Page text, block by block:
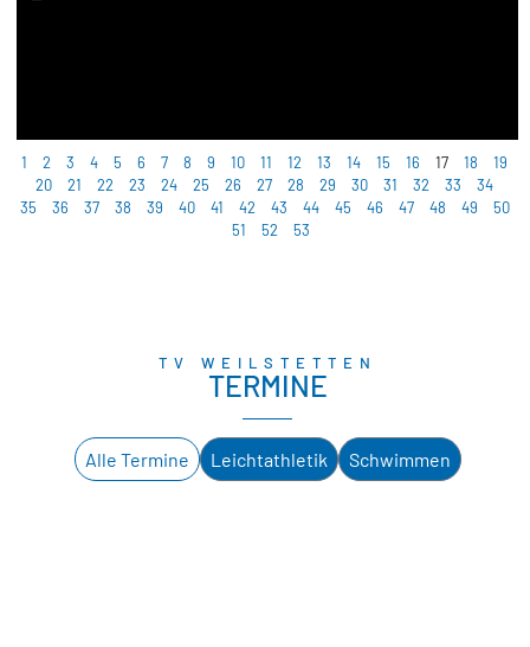
1 2 3 4 5 6 7 8 9 10 11 12 13 14 15 16 17 18
19
20
21 22 23 24 25 26 27 28 29 30 31 32 33
34
35
36 37 38 39 40 41 42 43 44 45 46 47 48 49
50
51
52 53
TV WEILSTETTEN
TERMINE
Leichtathletik Schwimmen
Alle Termine